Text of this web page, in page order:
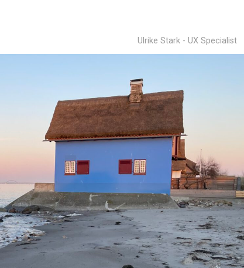
Ulrike Stark - UX Specialist